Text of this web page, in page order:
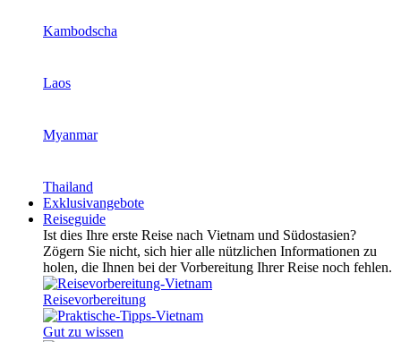
Kambodscha
Laos
Myanmar
Thailand
Exklusivangebote
Reiseguide
Ist dies Ihre erste Reise nach Vietnam und Südostasien?
Zögern Sie nicht, sich hier alle nützlichen Informationen zu
holen, die Ihnen bei der Vorbereitung Ihrer Reise noch fehlen.
Reisevorbereitung
Gut zu wissen